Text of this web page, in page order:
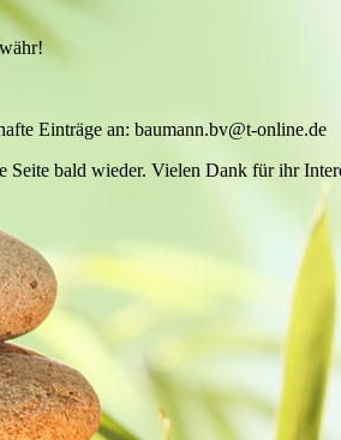
Einträge an: baumann.bv@t-online.de
Seite bald wieder. Vielen Dank für ihr